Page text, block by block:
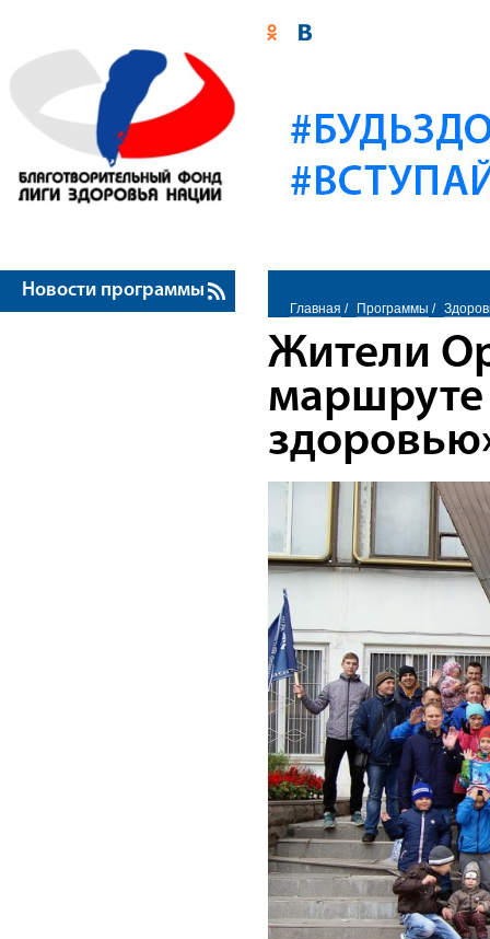
Новости программы
Главная / Программы /
Жители
маршруте